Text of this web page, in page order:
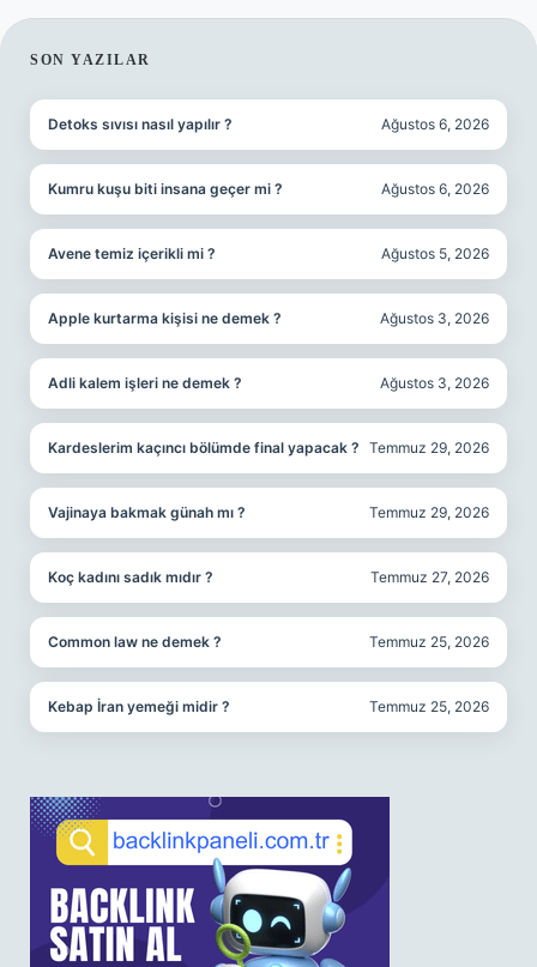
SIDEBAR
SON YAZILAR
Detoks sıvısı nasıl yapılır ? Ağustos 6, 2026
Kumru kuşu biti insana geçer mi ? Ağustos 6, 2026
Avene temiz içerikli mi ? Ağustos 5, 2026
Apple kurtarma kişisi ne demek ? Ağustos 3, 2026
Adli kalem işleri ne demek ? Ağustos 3, 2026
Kardeslerim kaçıncı bölümde final yapacak ? Temmuz 29, 2026
Vajinaya bakmak günah mı ? Temmuz 29, 2026
Koç kadını sadık mıdır ? Temmuz 27, 2026
Common law ne demek ? Temmuz 25, 2026
Kebap İran yemeği midir ? Temmuz 25, 2026